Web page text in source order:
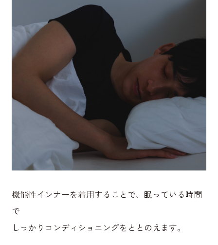
機能性インナーを着用することで、眠っている時間
で
しっかりコンディショニングをととのえます。